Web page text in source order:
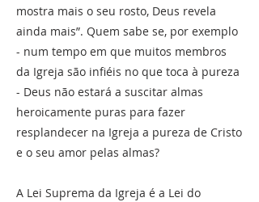
mostra mais o seu rosto, Deus revela
ainda mais”. Quem sabe se, por exemplo
- num tempo em que muitos membros
da Igreja são infiéis no que toca à pureza
- Deus não estará a suscitar almas
heroicamente puras para fazer
resplandecer na Igreja a pureza de Cristo
e o seu amor pelas almas?
A Lei Suprema da Igreja é a Lei do